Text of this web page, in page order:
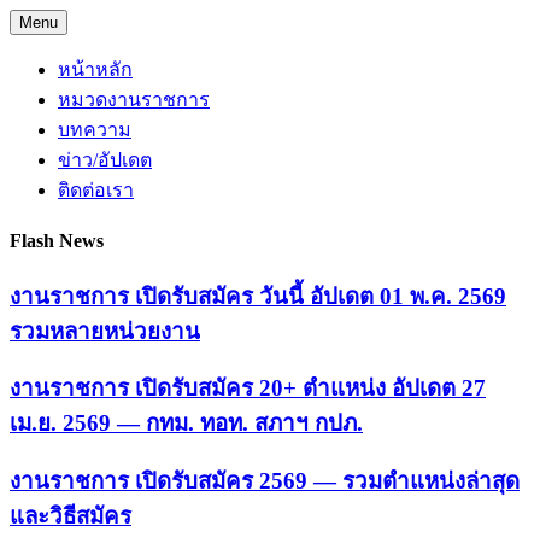
Skip
to
content
Menu
หน้าหลัก
หมวดงานราชการ
บทความ
ข่าว/อัปเดต
ติดต่อเรา
Flash News
งานราชการ เปิดรับสมัคร วันนี้ อัปเดต 01 พ.ค. 2569
รวมหลายหน่วยงาน
งานราชการ เปิดรับสมัคร 20+ ตำแหน่ง อัปเดต 27
เม.ย. 2569 — กทม. ทอท. สภาฯ กปภ.
งานราชการ เปิดรับสมัคร 2569 — รวมตำแหน่งล่าสุด
และวิธีสมัคร